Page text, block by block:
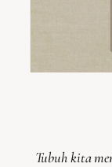
Tubuh kita